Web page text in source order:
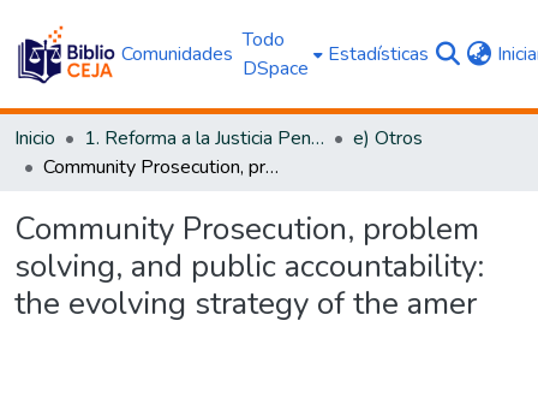
Comunidades
Todo
DSpace
Estadísticas
Inicio 1. Reforma a la Justicia Penal
e) Otros
Community Prosecution, problem solving, and public accountability: the evolving strategy of the amer
Community Prosecution, problem
solving, and public accountability:
the evolving strategy of the amer